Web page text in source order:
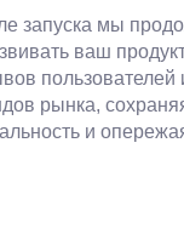
запуска мы
ваш
рынка,
и